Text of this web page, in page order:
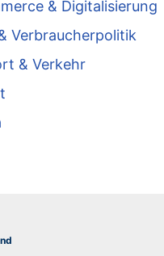
& Digitalisierung
Verbraucherpolitik
& Verkehr